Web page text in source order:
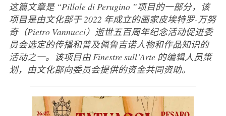
这篇文章是 “Pillole di Perugino ”项目的一部分，该
项目是由文化部于 2022 年成立的画家皮埃特罗-万努
奇（Pietro Vannucci）逝世五百周年纪念活动促进委
员会选定的传播和普及佩鲁吉诺人物和作品知识的
活动之一。该项目由 Finestre sull’Arte 的编辑人员策
划，由文化部向委员会提供的资金共同资助。